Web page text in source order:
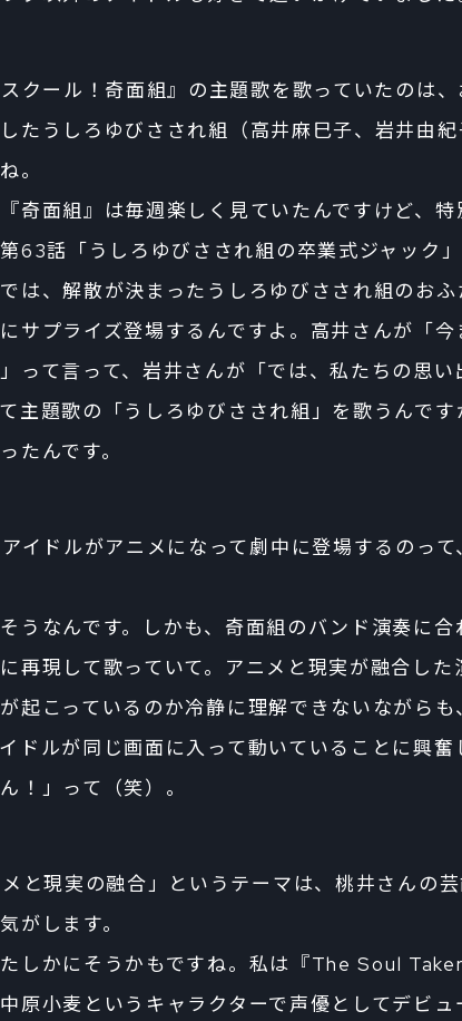
スクール！奇面組』の主題歌を歌っていたのは
たうしろゆびさされ組（高井麻巳子、岩井由紀
。
奇面組』は毎週楽しく見ていたんですけど、特
63話「うしろゆびさされ組の卒業式ジャック
は、解散が決まったうしろゆびさされ組のお
サプライズ登場するんですよ。高井さんが「今
って言って、岩井さんが「では、私たちの思い
主題歌の「うしろゆびさされ組」を歌うんで
たんです。
アイドルがアニメになって劇中に登場するのっ
うなんです。しかも、奇面組のバンド演奏に合
再現して歌っていて。アニメと現実が融合した
起こっているのか冷静に理解できないながらも
ドルが同じ画面に入って動いていることに興
！」って（笑）。
メと現実の融合」というテーマは、桃井さんの
がします。
しかにそうかもですね。私は『The Soul
原小麦というキャラクターで声優としてデビュ